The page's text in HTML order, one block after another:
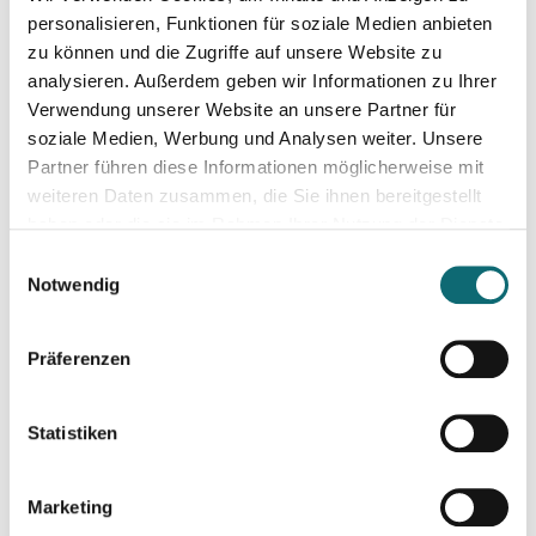
personalisieren, Funktionen für soziale Medien anbieten
zu können und die Zugriffe auf unsere Website zu
analysieren. Außerdem geben wir Informationen zu Ihrer
Verwendung unserer Website an unsere Partner für
soziale Medien, Werbung und Analysen weiter. Unsere
Partner führen diese Informationen möglicherweise mit
weiteren Daten zusammen, die Sie ihnen bereitgestellt
Notwendig
Präferenzen
Statistiken
Marketing
27.01.2026
Ihr Einstieg in den freien Journalismus
29.01.2026
Political and social changes In Ukraine after four years of
Interviewtraining für Journalist:innen
18.02.2026
Podcasting für Einsteiger:innen - Mit KI-Tools zum Erfolg